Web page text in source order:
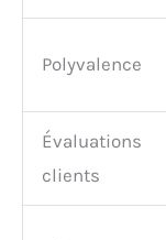
Polyvalence
Évaluations
clients